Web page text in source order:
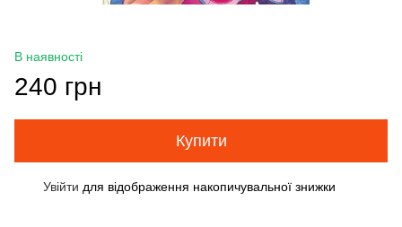
В наявності
240 грн
Купити
Увійти для відображення накопичувальної знижки